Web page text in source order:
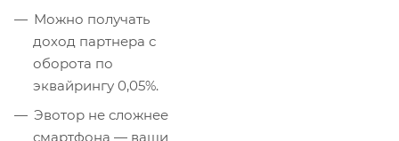
Можно получать
доход партнера с
оборота по
эквайрингу 0,05%.
Эвотор не сложнее
смартфона — ваши